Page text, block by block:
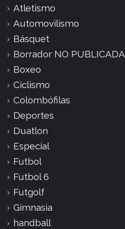
Atletismo
Automovilismo
Básquet
Borrador NO PUBLICADA
Boxeo
Ciclismo
Colombófilas
Deportes
Duatlon
Especial
Futbol
Futbol 6
Futgolf
Gimnasia
handball